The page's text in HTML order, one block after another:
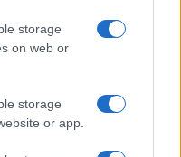
storage
on web or
storage
or app.